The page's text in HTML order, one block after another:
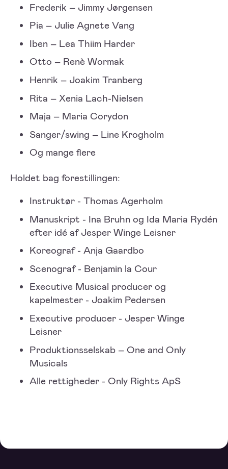
Frederik – Jimmy Jørgensen
Pia – Julie Agnete Vang
Iben – Lea Thiim Harder
Otto – Renè Wormak
Henrik – Joakim Tranberg
Rita – Xenia Lach-Nielsen
Maja – Maria Corydon
Sanger/swing – Line Krogholm
Og mange flere
Holdet bag forestillingen:
Instruktør - Thomas Agerholm
Manuskript - Ina Bruhn og Ida Maria Rydén
efter idé af Jesper Winge Leisner
Koreograf - Anja Gaardbo
Scenograf - Benjamin la Cour
Executive Musical producer og
kapelmester - Joakim Pedersen
Executive producer - Jesper Winge
Leisner
Produktionsselskab – One and Only
Musicals
Alle rettigheder - Only Rights ApS